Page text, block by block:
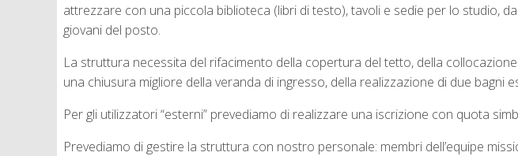
attrezzare con una piccola biblioteca (libri di testo), tavoli e sedie per lo studio,
giovani del posto.
La struttura necessita del rifacimento della copertura del tetto, della
una chiusura migliore della veranda di ingresso, della realizzazione di due bagni
Per gli utilizzatori “esterni” prevediamo di realizzare una iscrizione con quota
Prevediamo di gestire la struttura con nostro personale: membri dell’equipe